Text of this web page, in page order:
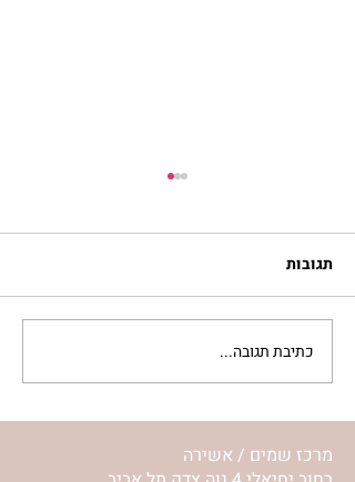
לחיות את המסע שלי | נורית
אילון הירש
תגובות
כתיבת תגובה...
מרכז שמים / אשירה